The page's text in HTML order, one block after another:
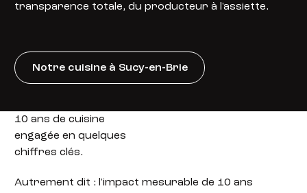
transparence totale, du producteur à l'assiette.
Notre cuisine à Sucy-en-Brie
10 ans de cuisine
engagée en quelques
chiffres clés.
Autrement dit : l'impact mesurable de 10 ans